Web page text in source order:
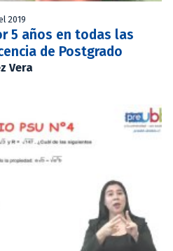
2019
5 años en todas las
de Postgrado
Vera